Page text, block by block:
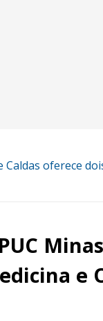
Caldas oferece
e